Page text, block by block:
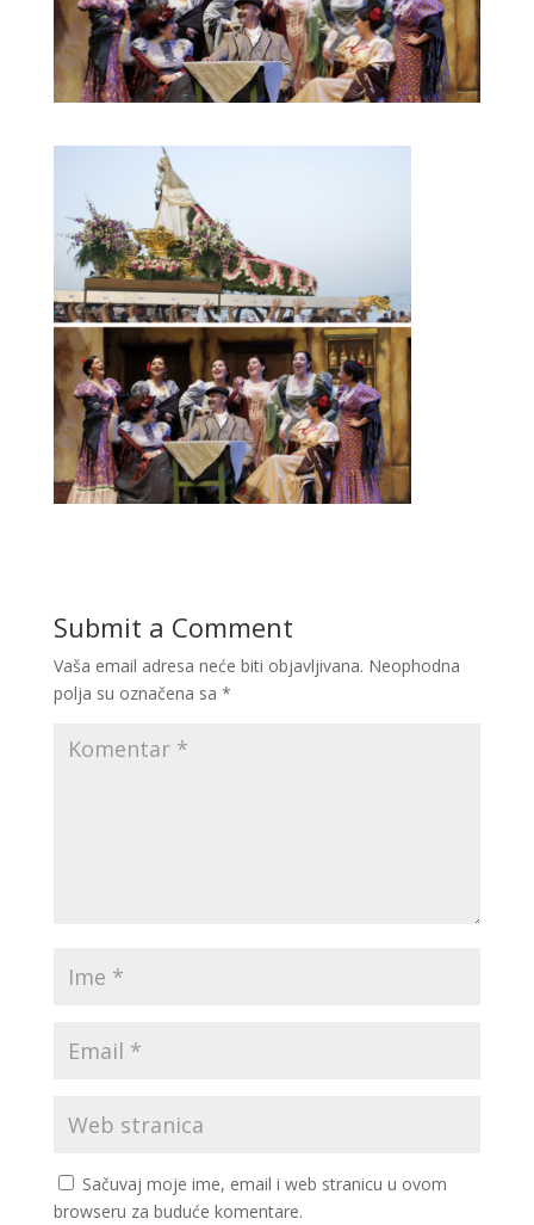
Submit a Comment
Vaša email adresa neće biti objavljivana. Neophodna
polja su označena sa *
Sačuvaj moje ime, email i web stranicu u ovom
browseru za buduće komentare.